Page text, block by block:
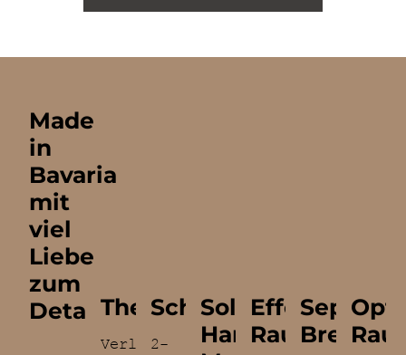
Made
in
Bavaria
mit
viel
Liebe
zum
Detail Thermometer
Verlasse
Schamottsteine
2-
Solides
Handwerk
Effektives
Rauchrohr
Separate